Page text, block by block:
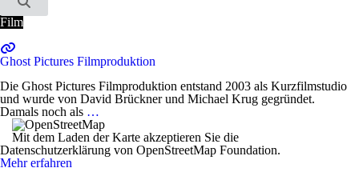
Suchen
Film
Ghost Pictures Filmproduktion
Die Ghost Pictures Filmproduktion entstand 2003 als Kurzfilmstudio
und wurde von David Brückner und Michael Krug gegründet.
Damals noch als …
Mit dem Laden der Karte akzeptieren Sie die
Datenschutzerklärung von OpenStreetMap Foundation.
Mehr erfahren